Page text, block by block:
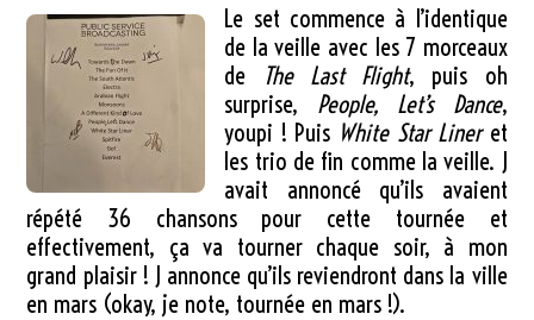
Le set commence à l’identique
de la veille avec les 7 morceaux
de
The Last Flight, puis oh
surprise, People, Let’s Dance,
youpi ! Puis White Star Lineret
les trio de fin comme la veille. J
avait annoncé qu’ils avaient
répété 36 chansons pour cette tournée et
effectivement, ça va tourner chaque soir, à mon
grand plaisir ! J annonce qu’ils reviendront dans la ville
en mars (okay, je note, tournée en mars !).